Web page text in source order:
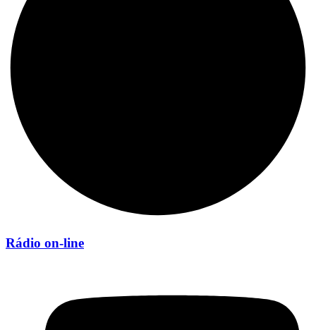
Rádio on-line